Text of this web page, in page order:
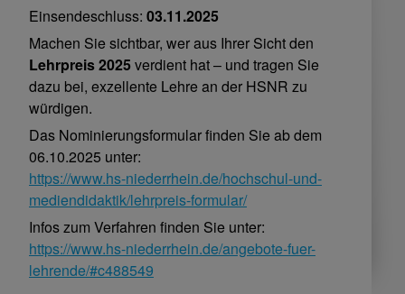
Einsendeschluss: 03.11.2025
Machen Sie sichtbar, wer aus Ihrer Sicht den
Lehrpreis 2025verdient hat – und tragen Sie
dazu bei, exzellente Lehre an der HSNR zu
würdigen.
Das Nominierungsformular finden Sie ab dem
06.10.2025 unter:
https://www.hs-niederrhein.de/hochschul-und-
mediendidaktik/lehrpreis-formular/
Infos zum Verfahren finden Sie unter:
https://www.hs-niederrhein.de/angebote-fuer-
lehrende/#c488549